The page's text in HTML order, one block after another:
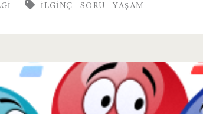
Olacağınız
Cevaplar
ILGINÇ SORU YAŞAM